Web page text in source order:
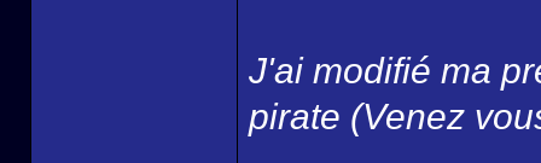
J'ai modifié ma
pirate (Venez